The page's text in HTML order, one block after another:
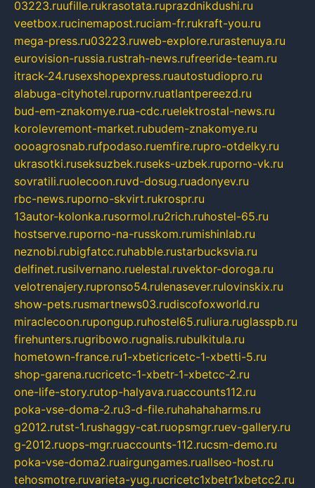
03223.ruufille.rukrasotata.ruprazdnikdushi.ru
veetbox.rucinemapost.ruciam-fr.rukraft-you.ru
mega-press.ru03223.ruweb-explore.rurastenuya.ru
eurovision-russia.rustrah-news.rufreeride-team.ru
itrack-24.rusexshopexpress.ruautostudiopro.ru
alabuga-cityhotel.rupornv.ruatlantpereezd.ru
bud-em-znakomye.rua-cdc.ruelektrostal-news.ru
korolevremont-market.rubudem-znakomye.ru
oooagrosnab.rufpodaso.ruemfire.rupro-otdelky.ru
ukrasotki.ruseksuzbek.ruseks-uzbek.ruporno-vk.ru
sovratili.ruolecoon.ruvd-dosug.ruadonyev.ru
rbc-news.ruporno-skvirt.rukrospr.ru
13autor-kolonka.rusormol.ru2rich.ruhostel-65.ru
hostserve.ruporno-na-russkom.rumishinlab.ru
neznobi.rubigfatcc.ruhabble.rustarbucksvia.ru
delfinet.rusilvernano.ruelestal.ruvektor-doroga.ru
velotrenajery.rupronso54.rulenasever.rulovinskix.ru
show-pets.rusmartnews03.rudiscofoxworld.ru
miraclecoon.rupongup.ruhostel65.ruliura.ruglasspb.ru
firehunters.rugribowo.rugnalis.rubulkitula.ru
hometown-france.ru1-xbeticricetc-1-xbetti-5.ru
shop-garena.rucricetc-1-xbetr-1-xbetcc-2.ru
one-life-story.rutop-halyava.ruaccounts112.ru
poka-vse-doma-2.ru3-d-file.ruhahahaharms.ru
g2012.rutst-1.rushaggy-cat.ruopsmgr.ruev-gallery.ru
g-2012.ruops-mgr.ruaccounts-112.rucsm-demo.ru
poka-vse-doma2.ruairgungames.ruallseo-host.ru
tehosmotre.ruvarieta-yug.rucricetc1xbetr1xbetcc2.ru